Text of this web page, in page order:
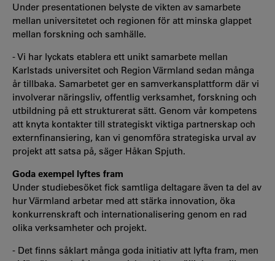
Under presentationen belyste de vikten av samarbete
mellan universitetet och regionen för att minska glappet
mellan forskning och samhälle.
- Vi har lyckats etablera ett unikt samarbete mellan
Karlstads universitet och Region Värmland sedan många
år tillbaka. Samarbetet ger en samverkansplattform där vi
involverar näringsliv, offentlig verksamhet, forskning och
utbildning på ett strukturerat sätt. Genom vår kompetens
att knyta kontakter till strategiskt viktiga partnerskap och
externfinansiering, kan vi genomföra strategiska urval av
projekt att satsa på, säger Håkan Spjuth.
Goda exempel lyftes fram
Under studiebesöket fick samtliga deltagare även ta del av
hur Värmland arbetar med att stärka innovation, öka
konkurrenskraft och internationalisering genom en rad
olika verksamheter och projekt.
- Det finns såklart många goda initiativ att lyfta fram, men